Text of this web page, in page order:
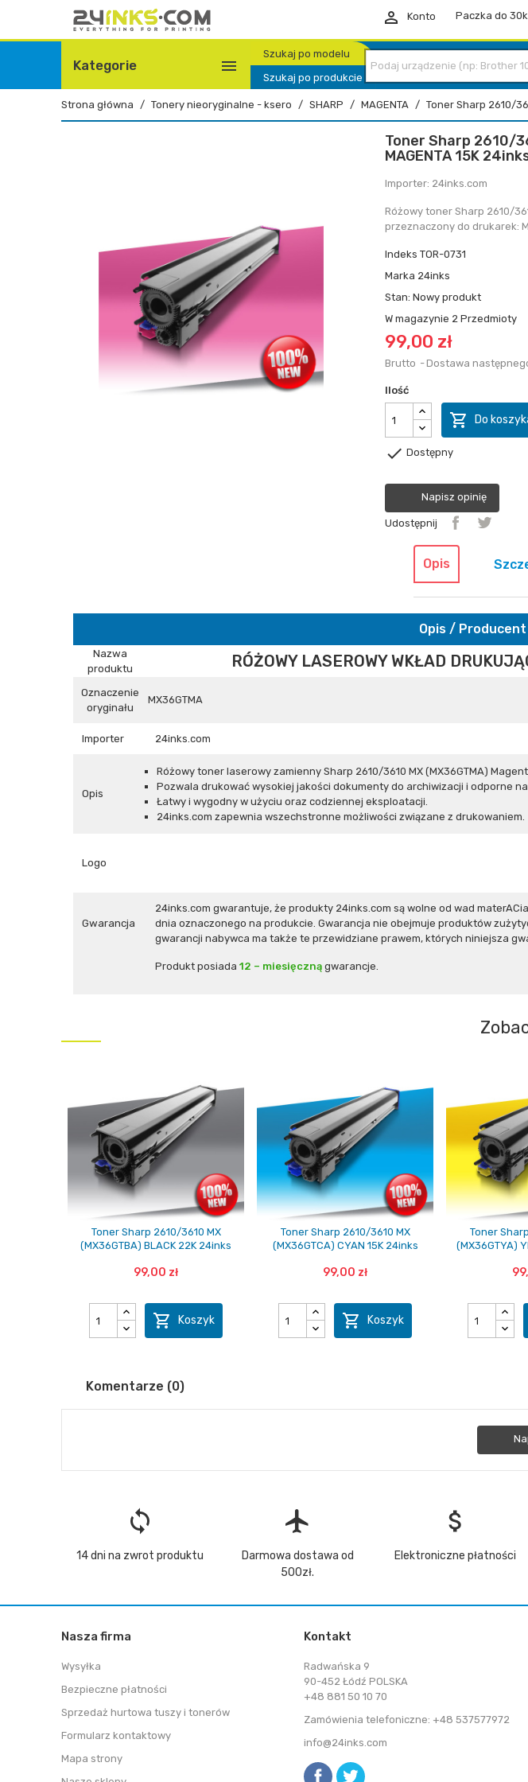
 Konto Paczka do
Kategorie 
Szukaj po modelu
Szukaj po produkcie
Strona główna Tonery nieoryginalne - ksero SHARP MAGENTA Toner Sharp 2610/
Toner Sharp 2610/
MAGENTA 15K
Importer: 24inks.com
Różowy toner Sharp 2610/
przeznaczony do drukarek:
Indeks TOR-0731
Marka 24inks
Stan: Nowy produkt
W magazynie 2 Przedmioty
99,00 zł
Brutto Dostawa
Ilość
 Do
 Dostępny
Napisz opinię
Udostępnij
Opis
Opis /
Nazwa
produktu
RÓŻOWY LASEROWY WKŁAD
Oznaczenie
oryginału
MX36GTMA
Importer 24inks.com
Opis
Różowy toner laserowy zamienny Sharp 2610/3610 MX (MX36GTMA)
Pozwala drukować wysokiej jakości dokumenty do archiwizacji i odporne
Łatwy i wygodny w użyciu oraz codziennej eksploatacji.
24inks.com zapewnia wszechstronne możliwości związane z drukowaniem.
Logo
Gwarancja
24inks.com gwarantuje, że produkty 24inks.com są wolne od wad
dnia oznaczonego na produkcie. Gwarancja nie obejmuje produktów
gwarancji nabywca ma także te przewidziane prawem, których niniejsza
Produkt posiada 12 – miesięczną gwarancje.
Toner Sharp 2610/3610 MX
(MX36GTBA) BLACK 22K 24inks
99,00 zł
 Koszyk
Toner Sharp 2610/3610 MX
(MX36GTCA) CYAN 15K 24inks
99,00 zł
 Koszyk
Toner
(MX36GTYA)
Komentarze (0)
loop
14 dni na zwrot produktu
flight
Darmowa dostawa od
500zł.
attach_money
Elektroniczne płatności
Nasza firma
Wysyłka
Bezpieczne płatności
Sprzedaż hurtowa tuszy i tonerów
Formularz kontaktowy
Mapa strony
Kontakt
Radwańska 9
90-452 Łódź POLSKA
+48 881 50 10 70
Zamówienia telefoniczne: +48 537577972
info@24inks.com